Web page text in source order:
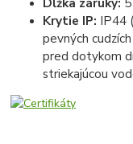
Krytie IP: IP44
pevných
pred dotykom
striekajúcou